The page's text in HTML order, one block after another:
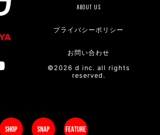
ABOUT US
プライバシーポリシー
お問い合わせ
©2026 d inc. all rights
reserved.